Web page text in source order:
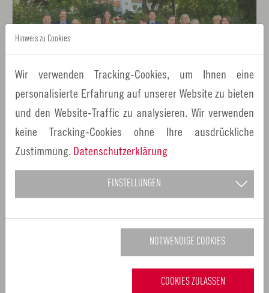
27.09.2021 Pressemitteilungen
Stimmen für den Fairen Handel – fünf
Siegervideos im Wettbewerb „So fair ist die
– aber wie genau setzen sich die Akteure in der Region für
den Fairen Handel ein? Das zeigen 13…
Hinweis zu Cookies
Wir verwenden Tracking-Cookies, um Ihnen eine
personalisierte Erfahrung auf unserer Website zu bieten
und den Website-Traffic zu analysieren. Wir verwenden
keine Tracking-Cookies ohne Ihre ausdrückliche
Zustimmung. Datenschutzerklärung
EINSTELLUNGEN
NOTWENDIGE COOKIES
COOKIES ZULASSEN